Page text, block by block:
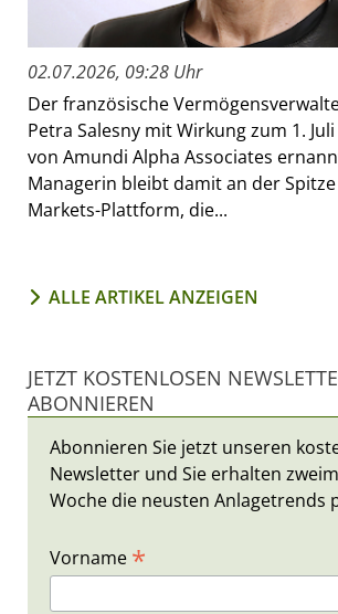
02.07.2026, 09:28 Uhr
Der französische
Petra Salesny mit Wirkung zum 1. Juli
von Amundi Alpha Associates
Managerin bleibt damit an der
Markets-Plattform, die...
ALLE ARTIKEL ANZEIGEN
JETZT KOSTENLOSEN
ABONNIEREN
Abonnieren Sie jetzt unseren
Newsletter und Sie erhalten
Woche die neusten Anlagetrends
Vorname *